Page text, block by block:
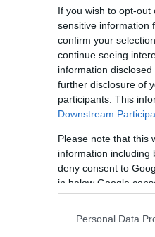
If you wish to opt-
sensitive information
confirm your
continue seeing
information
further disclosure of
participants. This
Downstream
Please note that this
information including
deny consent to
in below Google
Personal Data